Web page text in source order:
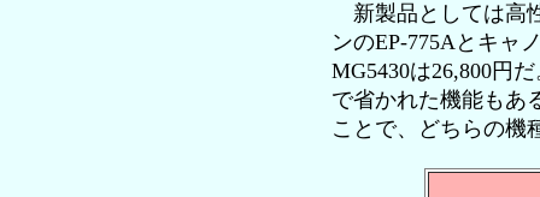
新製品としては高
ンのEP-775Aとキャ
MG5430は26,800円
で省かれた機能もあ
ことで、どちらの機